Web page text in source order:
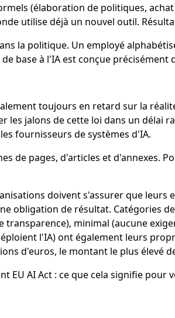
(élaboration de politiques,
utilise déjà un nouvel outil.
la politique. Un employé
base à l'IA est conçue précisément
toujours en retard sur la
jalons de cette loi dans un délai
fournisseurs de systèmes d'IA.
de pages, d'articles et d'annexes.
doivent s'assurer que
obligation de résultat. Catégories
minimal (aucune
l'IA) ont également leurs
d'euros, le montant le plus élevé
EU AI Act : ce que cela signifie pour